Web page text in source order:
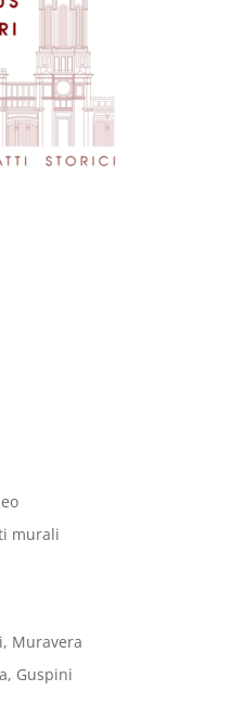
murali
Muravera
Guspini